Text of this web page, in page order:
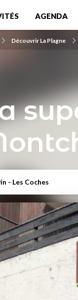
AGENDA
Découvrir La Plagne
- Les Coches